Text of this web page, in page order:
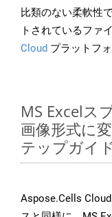
比類のない柔軟性
トされているファ
Cloud プラットフ
MS Excelス
画像形式に
テップガイド
Aspose.Cells